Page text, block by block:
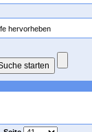
hervorheben